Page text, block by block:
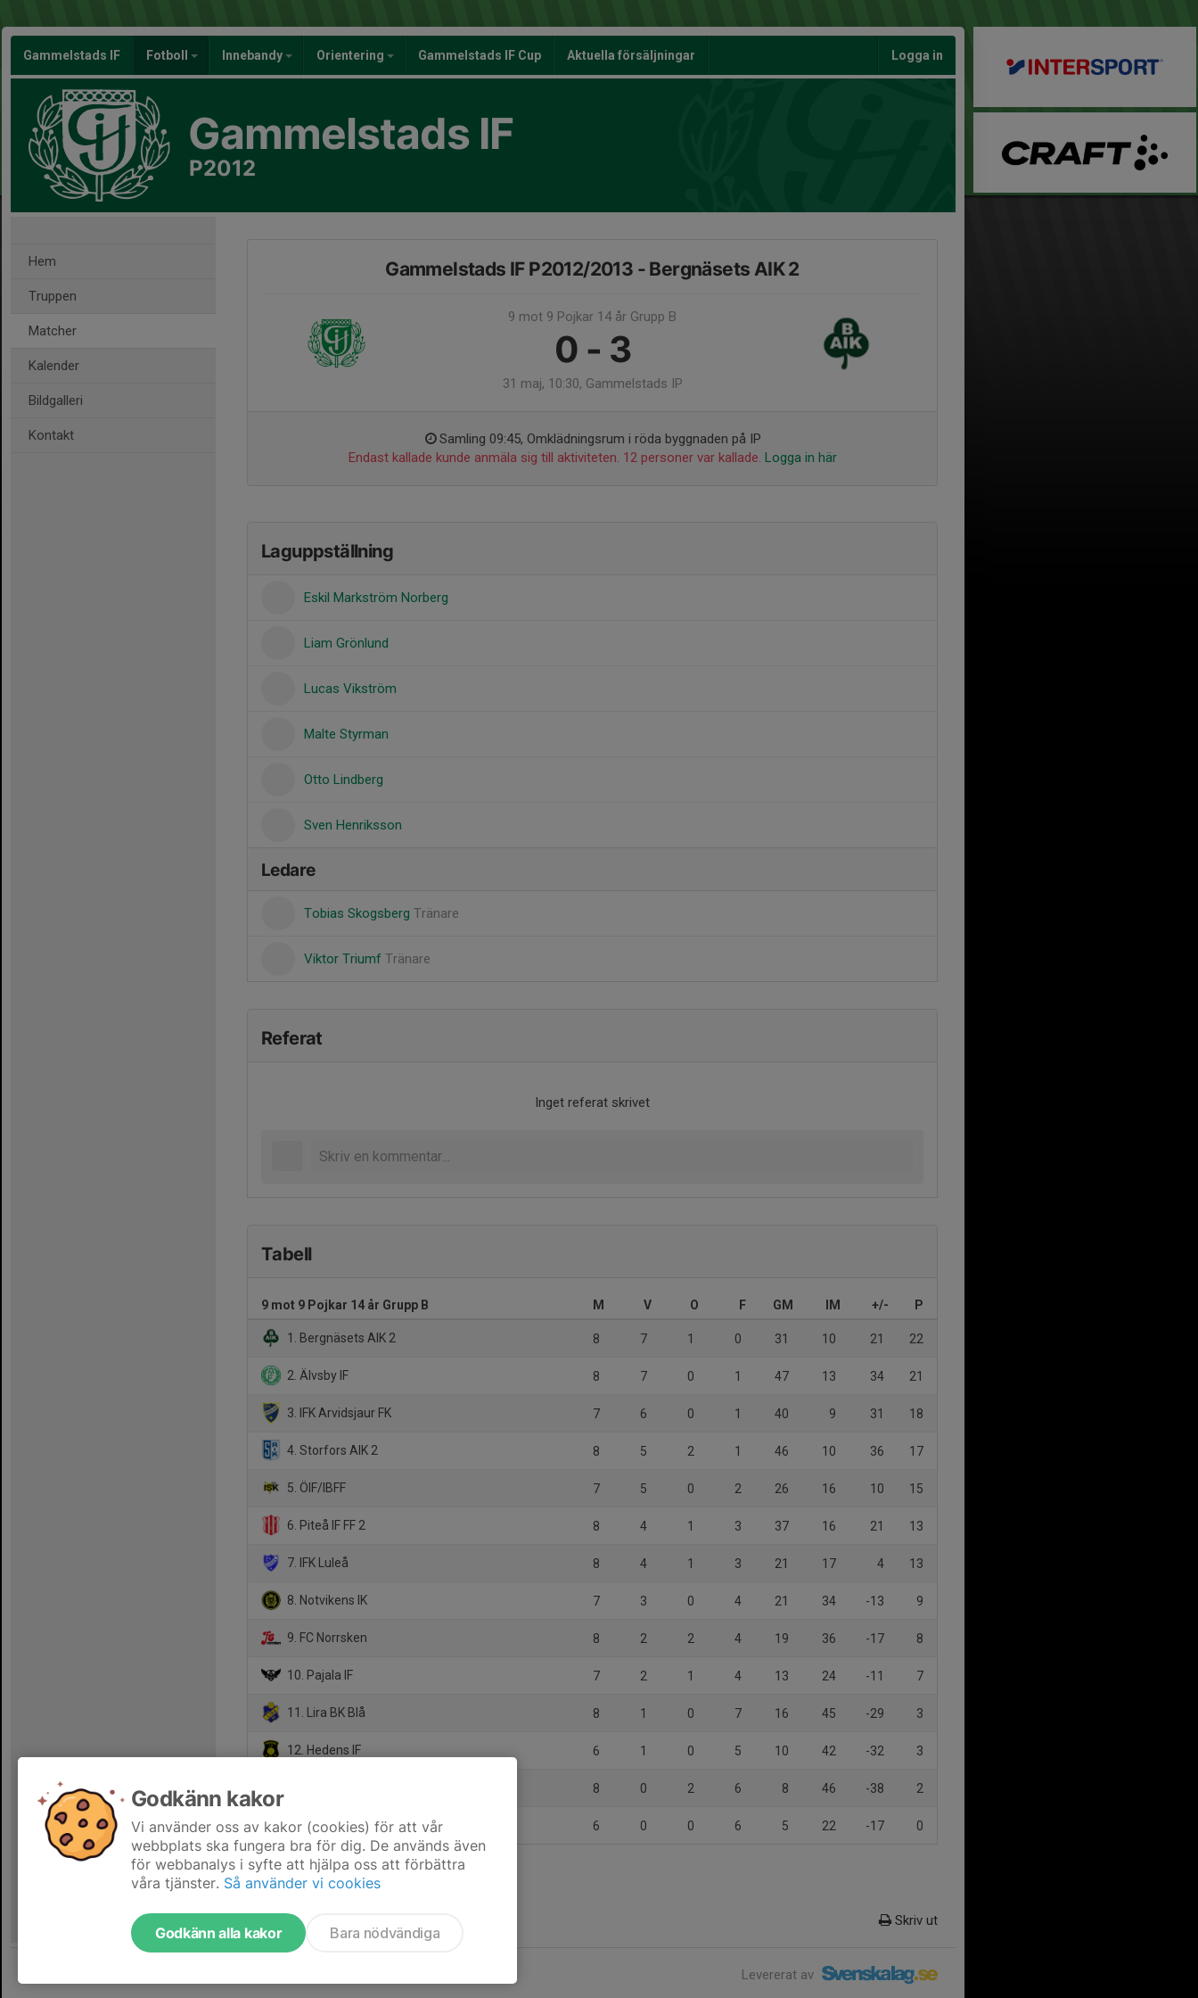
Gammelstads IF Fotboll Innebandy Orientering Gammelstads IF Cup Aktuella försäljningar Logga in
Gammelstads IF
P2012
Hem
Truppen
Matcher
Kalender
Bildgalleri
Kontakt
Gammelstads IF P2012/2013 - Bergnäsets AIK 2
9 mot 9 Pojkar 14 år Grupp B
0 - 3
31 maj, 10:30, Gammelstads IP
Samling 09:45, Omklädningsrum i röda byggnaden på IP
Endast kallade kunde anmäla sig till aktiviteten. 12 personer var kallade. Logga in här
Laguppställning
Eskil Markström Norberg
Liam Grönlund
Lucas Vikström
Malte Styrman
Otto Lindberg
Sven Henriksson
Ledare
Tobias Skogsberg Tränare
Viktor Triumf Tränare
Referat
Inget referat skrivet
Tabell
9 mot 9 Pojkar 14 år Grupp B M V O F GM IM +/- P
1. Bergnäsets AIK 2 8 7 1 0 31 10 21 22
2. Älvsby IF 8 7 0 1 47 13 34 21
3. IFK Arvidsjaur FK 7 6 0 1 40 9 31 18
4. Storfors AIK 2 8 5 2 1 46 10 36 17
5. ÖIF/IBFF 7 5 0 2 26 16 10 15
6. Piteå IF FF 2 8 4 1 3 37 16 21 13
7. IFK Luleå 8 4 1 3 21 17 4 13
8. Notvikens IK 7 3 0 4 21 34 -13 9
9. FC Norrsken 8 2 2 4 19 36 -17 8
10. Pajala IF 7 2 1 4 13 24 -11 7
11. Lira BK Blå 8 1 0 7 16 45 -29 3
12. Hedens IF 6 1 0 5 10 42 -32 3
8 0 2 6 8 46 -38 2
14. Gammelstads IF Vit 6 0 0 6 5 22 -17 0
Skriv ut
Levererat av
Godkänn kakor
Vi använder oss av kakor (cookies) för att vår
webbplats ska fungera bra för dig. De används även
för webbanalys i syfte att hjälpa oss att förbättra
våra tjänster. Så använder vi cookies
Godkänn alla kakor Bara nödvändiga